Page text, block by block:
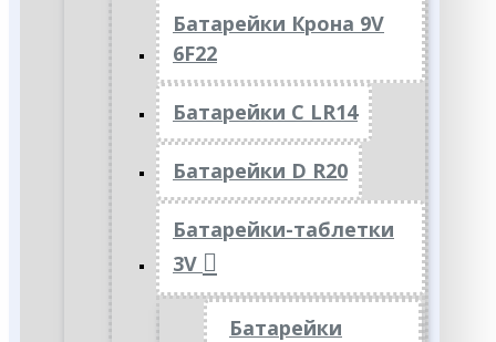
Батарейки Крона 9V
6F22
Батарейки C LR14
Батарейки D R20
Батарейки-таблетки
3V
Батарейки